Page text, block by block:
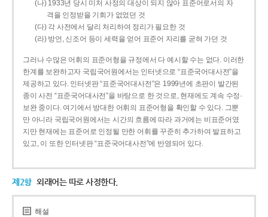
(나) 1933년 당시 미처 사정의 대상이 되지 않아 표준어로서의 자
격을 인정받을 기회가 없었던 것
(다) 각 사전에서 달리 처리하여 정리가 필요한 것
(라) 방언, 신조어 등이 세력을 얻어 표준어 자리를 굳혀 가던 것
그러나 수많은 어휘의 표준어형을 규정에서 다 예시할 수는 없다. 이러한
한계를 보완하고자 국립국어원에서는 인터넷으로 “표준국어대사전”을
제공하고 있다. 인터넷판 “표준국어대사전”은 1999년에 초판이 발간된
종이 사전 “표준국어대사전”을 바탕으로 한 것으로, 현재에도 계속 수정·
보완 중이다. 여기에서 방대한 어휘의 표준어형을 확인할 수 있다. 그뿐
만 아니라 국립국어원에서는 시간의 흐름에 따라 과거에는 비표준어였
지만 현재에는 표준어로 인정될 만한 어휘를 꾸준히 추가하여 발표하고
있고, 이 또한 인터넷판 “표준국어대사전”에 반영되어 있다.
제2항 외래어는 따로 사정한다.
해설